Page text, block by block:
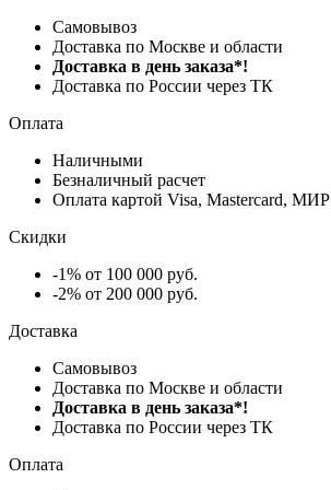
Самовывоз
Доставка по Москве и области
Доставка в день заказа*!
Доставка по России через ТК
Оплата
Наличными
Безналичный расчет
Оплата картой Visa, Mastercard, МИР
Скидки
-1% от 100 000 руб.
-2% от 200 000 руб.
Доставка
Самовывоз
Доставка по Москве и области
Доставка в день заказа*!
Доставка по России через ТК
Оплата